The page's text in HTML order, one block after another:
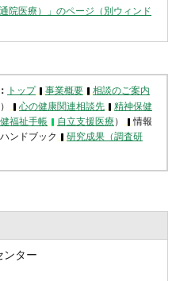
院医療）」のページ（別ウィンド
： トップ 事業概要
相談のご案内
） 心の健康関連相談先
精神保健
福祉手帳 自立支援医療）
情報
ンドブック
研究成果（調査研
ンター